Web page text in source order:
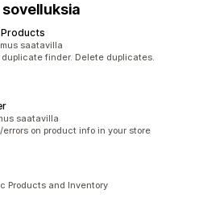
Products
saatavilla
finder. Delete duplicates.
saatavilla
on product info in your store
Products and Inventory